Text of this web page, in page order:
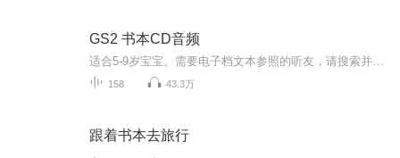
GS2 书本CD音频
158 43.3万
跟着书本去旅行